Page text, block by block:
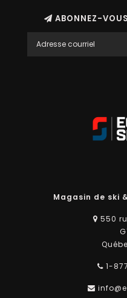
ABONNEZ-
Magasin de ski
550
1-